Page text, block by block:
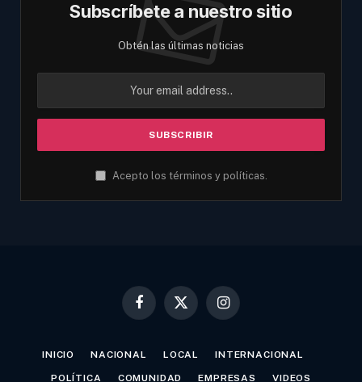
Subscríbete a nuestro sitio
Obtén las últimas noticias
Acepto los términos y políticas.
Facebook
X
Instagram
INICIO NACIONAL LOCAL INTERNACIONAL
POLÍTICA COMUNIDAD EMPRESAS VIDEOS